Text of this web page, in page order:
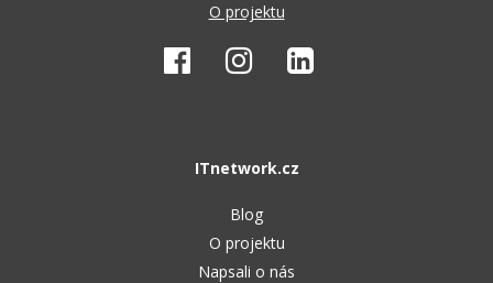
O projektu
ITnetwork.cz
Blog
O projektu
Napsali o nás